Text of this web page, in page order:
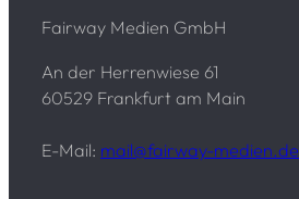
Fairway Medien GmbH
An der Herrenwiese 61
60529 Frankfurt am Main
E-Mail: mail@fairway-medien.de